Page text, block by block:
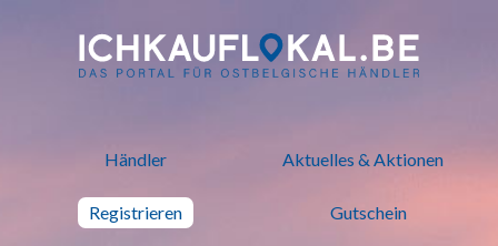
ich kauf lokal - Bei lokalen
Händler Aktuelles & Aktionen
Registrieren Gutschein